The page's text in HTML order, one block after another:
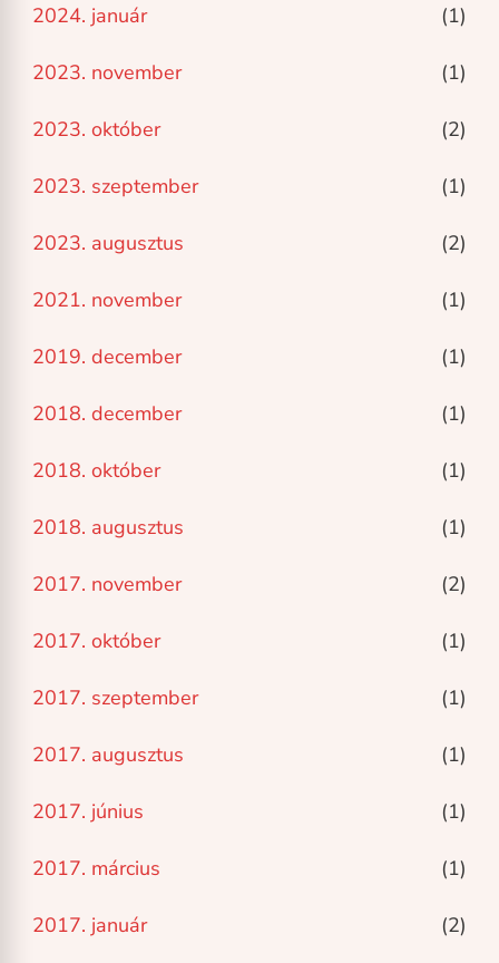
2024. január (1)
2023. november (1)
2023. október (2)
2023. szeptember (1)
2023. augusztus (2)
2021. november (1)
2019. december (1)
2018. december (1)
2018. október (1)
2018. augusztus (1)
2017. november (2)
2017. október (1)
2017. szeptember (1)
2017. augusztus (1)
2017. június (1)
2017. március (1)
2017. január (2)